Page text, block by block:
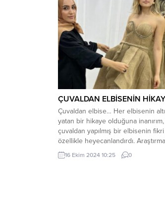
ÇUVALDAN ELBİSENİN
Çuvaldan elbise… Her elbisenin
yatan bir hikaye olduğuna
çuvaldan yapılmış bir elbisenin
özellikle heyecanlandırdı.
sırasında, 1930’lu yıllarda yaklaşık
3.5milyon kişinin zorunluluktan
16 Ekim 2024 10:25 0